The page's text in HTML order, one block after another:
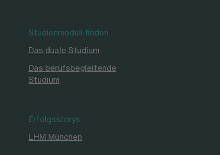
Studienmodell finden
Das duale Studium
Das berufsbegleitende
Studium
Erfolgsstorys
LHM München